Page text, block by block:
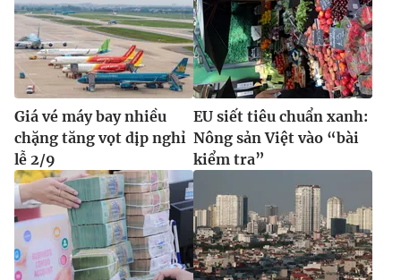
Giá vé máy bay nhiều
chặng tăng vọt dịp nghỉ
lễ 2/9
EU siết tiêu chuẩn xanh:
Nông sản Việt vào “bài
kiểm tra”